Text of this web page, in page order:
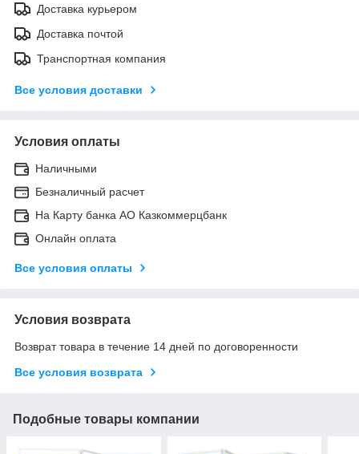
Доставка курьером
Доставка почтой
Транспортная компания
Все условия доставки
Условия оплаты
Наличными
Безналичный расчет
На Карту банка АО Казкоммерцбанк
Онлайн оплата
Все условия оплаты
Условия возврата
Возврат товара в течение 14 дней по договоренности
Все условия возврата
Подобные товары компании